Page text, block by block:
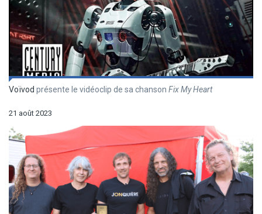
Voïvod présente le vidéoclip de sa chanson Fix My Heart
21 août 2023